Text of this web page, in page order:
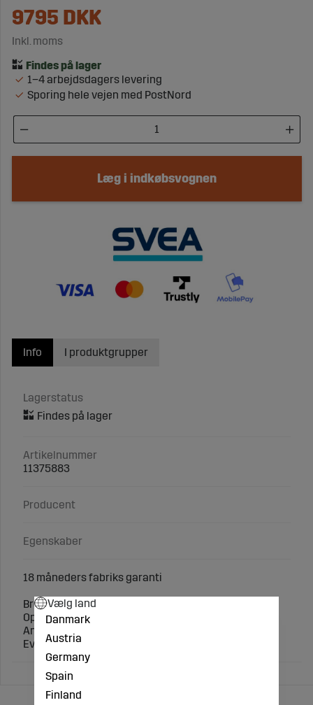
9795 DKK
Inkl. moms
1–4 arbejdsdagers levering
Sporing hele vejen med PostNord
Læg i indkøbsvognen
Info
Lagerstatus
Artikelnummer
11375883
Producent
Egenskaber
18 måneders fabriks garanti
Bredde (mm): 250
Opdeling (mm): 72
Antal led: 57
Evne (mm): 24
I produktgrupper
Vælg land
Danmark
Austria
Germany
Spain
Finland